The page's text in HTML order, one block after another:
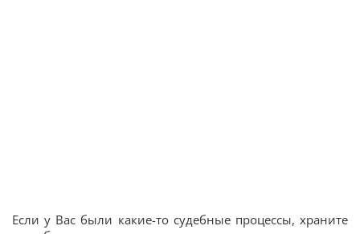
Если у Вас были какие-то судебные процессы, храните